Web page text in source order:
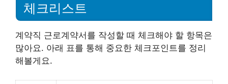
체크리스트
계약직 근로계약서를 작성할 때 체크해야 할 항목은
많아요. 아래 표를 통해 중요한 체크포인트를 정리
해볼게요.